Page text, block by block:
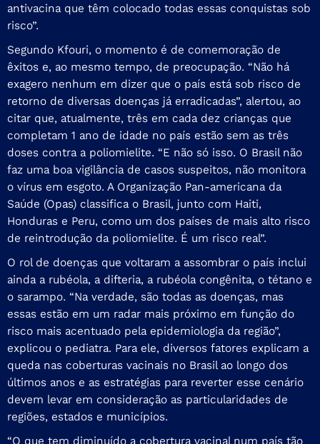
antivacina que têm colocado todas essas conquistas sob
risco”.
Segundo Kfouri, o momento é de comemoração de
êxitos e, ao mesmo tempo, de preocupação. “Não há
exagero nenhum em dizer que o país está sob risco de
retorno de diversas doenças já erradicadas”, alertou, ao
citar que, atualmente, três em cada dez crianças que
completam 1 ano de idade no país estão sem as três
doses contra a poliomielite. “E não só isso. O Brasil não
faz uma boa vigilância de casos suspeitos, não monitora
o vírus em esgoto. A Organização Pan-americana da
Saúde (Opas) classifica o Brasil, junto com Haiti,
Honduras e Peru, como um dos países de mais alto risco
de reintrodução da poliomielite. É um risco real”.
O rol de doenças que voltaram a assombrar o país inclui
ainda a rubéola, a difteria, a rubéola congênita, o tétano e
o sarampo. “Na verdade, são todas as doenças, mas
essas estão em um radar mais próximo em função do
risco mais acentuado pela epidemiologia da região”,
explicou o pediatra. Para ele, diversos fatores explicam a
queda nas coberturas vacinais no Brasil ao longo dos
últimos anos e as estratégias para reverter esse cenário
devem levar em consideração as particularidades de
regiões, estados e municípios.
“O que tem diminuído a cobertura vacinal num país tão